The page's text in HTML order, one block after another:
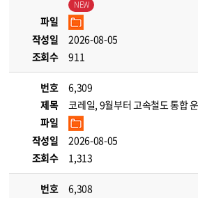
파일
작성일
2026-08-05
조회수
911
번호
6,309
제목
코레일, 9월부터 고속철도 통합
파일
작성일
2026-08-05
조회수
1,313
번호
6,308